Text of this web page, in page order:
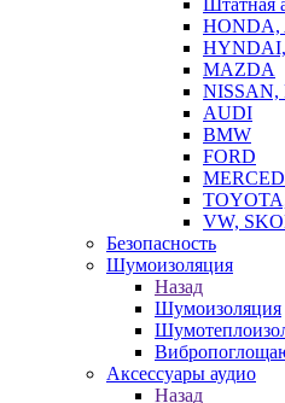
Штатная
HONDA,
MAZDA
AUDI
BMW
FORD
VW,
Безопасность
Шумоизоляция
Назад
Шумоизоляция
Аксессуары аудио
Назад